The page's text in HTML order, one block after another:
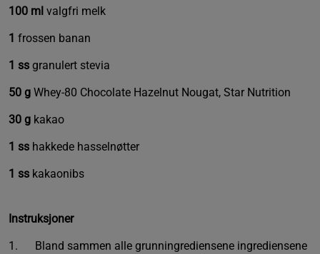
100 ml valgfri melk
1 frossen banan
1 ss granulert stevia
50 g Whey-80 Chocolate Hazelnut Nougat, Star Nutrition
30 g kakao
1 ss hakkede hasselnøtter
1 ss kakaonibs
Instruksjoner
1. Bland sammen alle grunningrediensene ingrediensene